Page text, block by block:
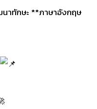
าทักษะ **ภาษาอังกฤษ